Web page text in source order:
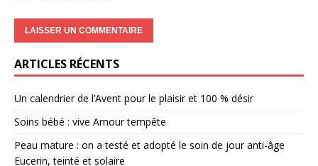
ARTICLES RÉCENTS
Un calendrier de l’Avent pour le plaisir et 100 % désir
Soins bébé : vive Amour tempête
Peau mature : on a testé et adopté le soin de jour anti-âge
Eucerin, teinté et solaire